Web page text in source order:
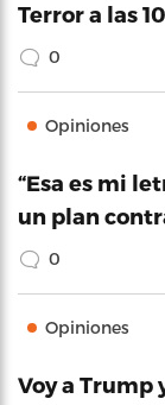
Terror a las
0
Opiniones
“Esa es mi
un plan
0
Opiniones
Voy a Trump